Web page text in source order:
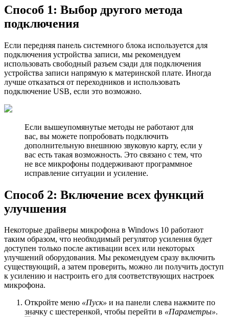
Способ 1: Выбор другого метода
подключения
Если передняя панель системного блока используется для
подключения устройства записи, мы рекомендуем
использовать свободный разъем сзади для подключения
устройства записи напрямую к материнской плате. Иногда
лучше отказаться от переходников и использовать
подключение USB, если это возможно.
Если вышеупомянутые методы не работают для
вас, вы можете попробовать подключить
дополнительную внешнюю звуковую карту, если у
вас есть такая возможность. Это связано с тем, что
не все микрофоны поддерживают программное
исправление ситуации и усиление.
Способ 2: Включение всех функций
улучшения
Некоторые драйверы микрофона в Windows 10 работают
таким образом, что необходимый регулятор усиления будет
доступен только после активации всех или некоторых
улучшений оборудования. Мы рекомендуем сразу включить
существующий, а затем проверить, можно ли получить доступ
к усилению и настроить его для соответствующих настроек
микрофона.
Откройте меню «Пуск» и на панели слева нажмите по
значку с шестеренкой, чтобы перейти в «Параметры».